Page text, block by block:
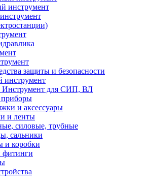
инструмент
защиты и безопасности
инструмент
для СИП, ВЛ
приборы
и аксессуары
и ленты
силовые, трубные
сальники
и коробки
фитинги